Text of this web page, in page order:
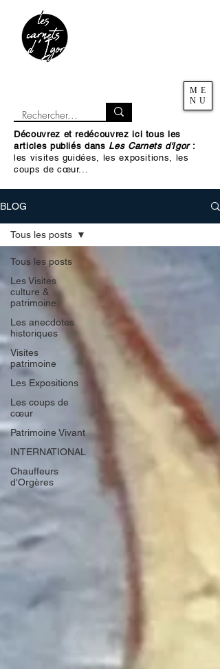
ME
NU
Découvrez et redécouvrez ici tous les
articles publiés dans Les Carnets d'Igor :
les visites guidées, les expositions, les
coups de cœur...
BLOG
Tous les posts
Les Visites
culture &
patrimoine
Les anecdotes
historiques
Visites
patrimoine
Les Expositions
Les coups de
cœur
Patrimoine Vivant
INTERNATIONAL
Chauffeurs
d'Orgères
Tous les posts